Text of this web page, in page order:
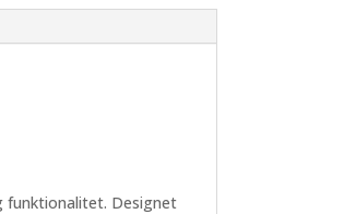
funktionalitet. Designet